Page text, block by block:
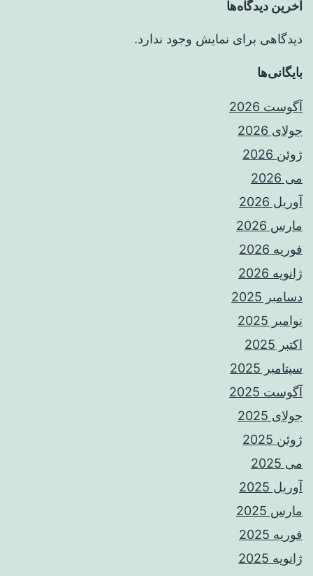
آخرین دیدگاه‌ها
دیدگاهی برای نمایش وجود ندارد.
بایگانی‌ها
آگوست 2026
جولای 2026
ژوئن 2026
می 2026
آوریل 2026
مارس 2026
فوریه 2026
ژانویه 2026
دسامبر 2025
نوامبر 2025
اکتبر 2025
سپتامبر 2025
آگوست 2025
جولای 2025
ژوئن 2025
می 2025
آوریل 2025
مارس 2025
فوریه 2025
ژانویه 2025